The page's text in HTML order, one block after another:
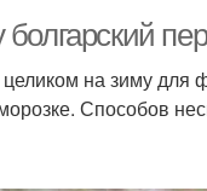
болгарский
целиком на зиму
Способов